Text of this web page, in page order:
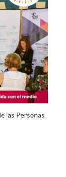
las Personas